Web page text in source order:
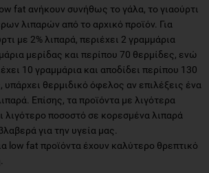
fat ανήκουν συνήθως το γάλα, το γιαούρτι
λιπαρών από το αρχικό προϊόν. Για
με 2% λιπαρά, περιέχει 2 γραμμάρια
μερίδας και περίπου 70 θερμίδες, ενώ
10 γραμμάρια και αποδίδει περίπου 130
θερμιδικό όφελος αν επιλέξεις ένα
Επίσης, τα προϊόντα με λιγότερα
λιγότερο ποσοστό σε κορεσμένα λιπαρά
για την υγεία μας.
low fat προϊόντα έχουν καλύτερο θρεπτικό